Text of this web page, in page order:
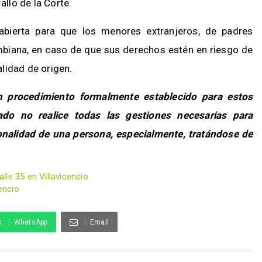
de la Corte.
para que los menores extranjeros, de padres
en caso de que sus derechos estén en riesgo de
de origen.
formalmente establecido para estos
no realice todas las gestiones necesarias para
de una persona, especialmente, tratándose de
35 en Villavicencio
WhatsApp Email